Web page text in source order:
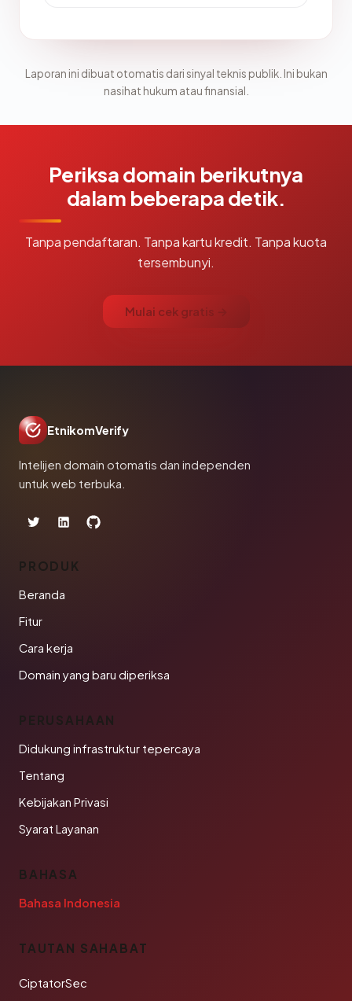
Laporan ini dibuat otomatis dari sinyal teknis publik. Ini bukan
nasihat hukum atau finansial.
Periksa domain berikutnya
dalam beberapa detik.
Tanpa pendaftaran. Tanpa kartu kredit. Tanpa kuota
tersembunyi.
Mulai cek gratis →
EtnikomVerify
Intelijen domain otomatis dan independen
untuk web terbuka.
PRODUK
Beranda
Fitur
Cara kerja
Domain yang baru diperiksa
PERUSAHAAN
Didukung infrastruktur tepercaya
Tentang
Kebijakan Privasi
Syarat Layanan
BAHASA
Bahasa Indonesia
TAUTAN SAHABAT
CiptatorSec